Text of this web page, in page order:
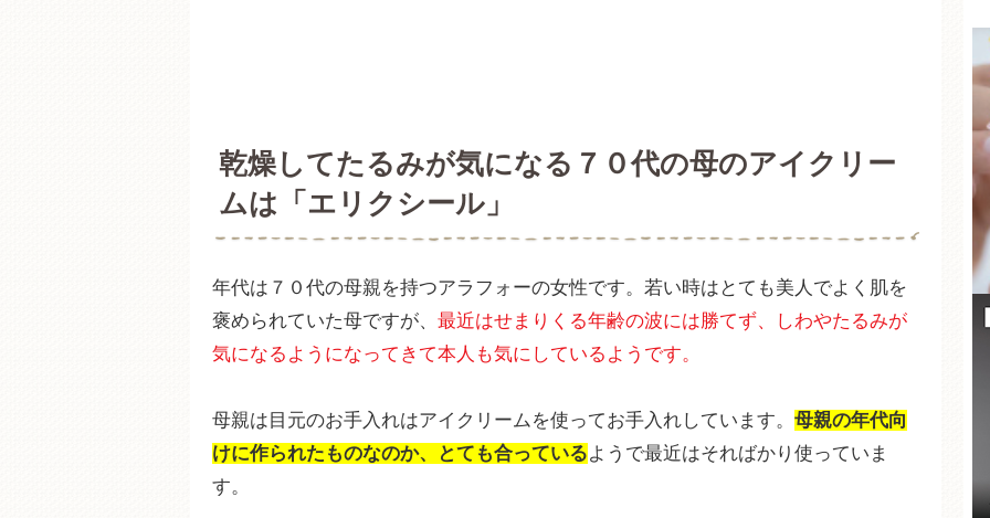
乾燥してたるみが気になる７０代の母のアイクリー
ムは「エリクシール」
年代は７０代の母親を持つアラフォーの女性です。若い時はとても美人でよく肌を
褒められていた母ですが、 最近はせまりくる年齢の波には勝てず、しわやたるみが
気になるようになってきて本人も気にしているようです。
母親は目元のお手入れはアイクリームを使ってお手入れしています。 母親の年代向
けに作られたものなのか、とても合っているようで最近はそればかり使っていま
す。